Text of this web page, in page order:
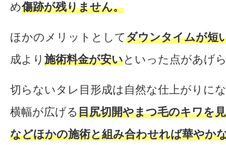
め傷跡が残りません。
ほかのメリットとしてダウンタイムが短
成より 施術料金が安いといった点があげ
切らないタレ目形成は自然な仕上がりに
横幅が広げる目尻切開やまつ毛のキワを
などほかの施術と組み合わせれば華やか